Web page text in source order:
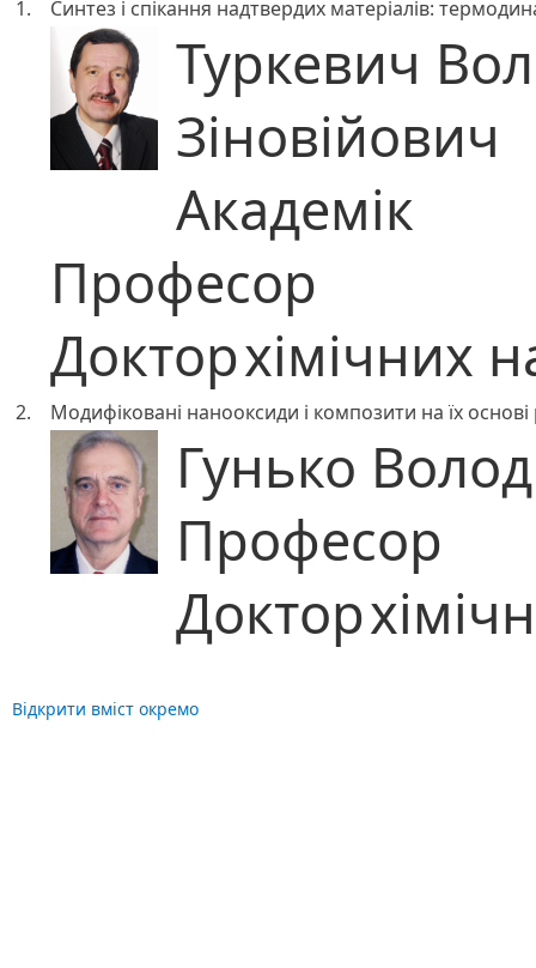
1. Синтез і спікання надтвердих матеріалів:
Туркевич
Зіновійович
Академік
Професор
Докторхімічних
2. Модифіковані нанооксиди і композити на їх
Гунько
Професор
Доктор
Відкрити вміст окремо